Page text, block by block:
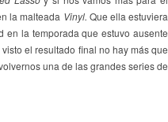
la malteada Vinyl. Que ella estuviera
en la temporada que estuvo ausente
el resultado final no hay más que
una de las grandes series de